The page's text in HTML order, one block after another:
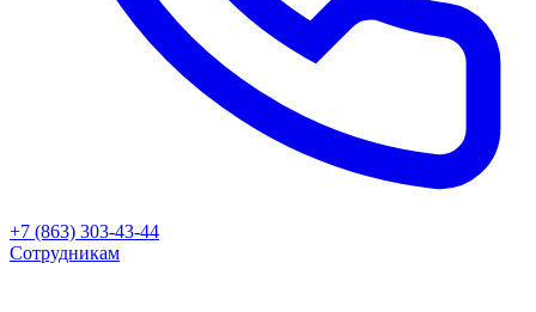
+7 (863) 303-43-44
Сотрудникам